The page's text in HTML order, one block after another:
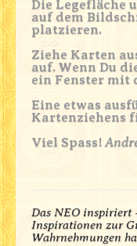
Die Legefläche
auf dem
platzieren.
Ziehe Karten
auf. Wenn Du
ein Fenster mit
Eine etwas
Kartenziehens
Viel Spass!
Das NEO inspiriert
Inspirationen zur
Wahrnehmungen